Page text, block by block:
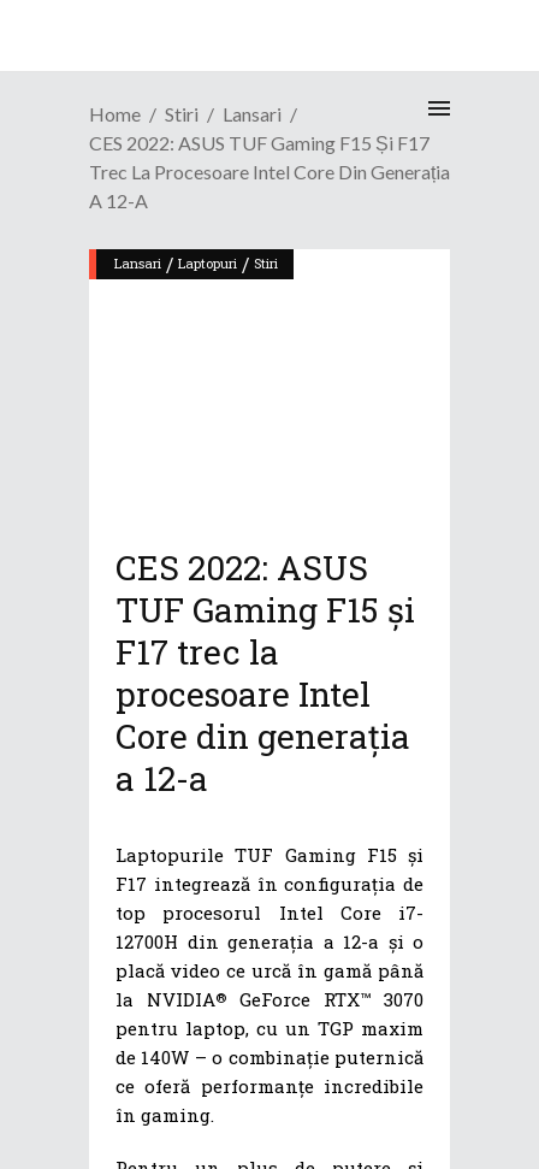
Home Stiri
Lansari
CES 2022: ASUS TUF Gaming F15 Și F17
Trec La Procesoare Intel Core Din Generația
A 12-A
Lansari / Laptopuri / Stiri
CES 2022: ASUS
TUF Gaming F15 și
F17 trec la
procesoare Intel
Core din generația
a 12-a
Laptopurile TUF Gaming F15 și
F17 integrează în configurația de
top procesorul Intel Core i7-
12700H din generația a 12-a și o
placă video ce urcă în gamă până
la NVIDIA®
GeForce RTX™ 3070
pentru laptop, cu un TGP maxim
de 140W – o combinație puternică
ce oferă performanțe incredibile
în gaming.